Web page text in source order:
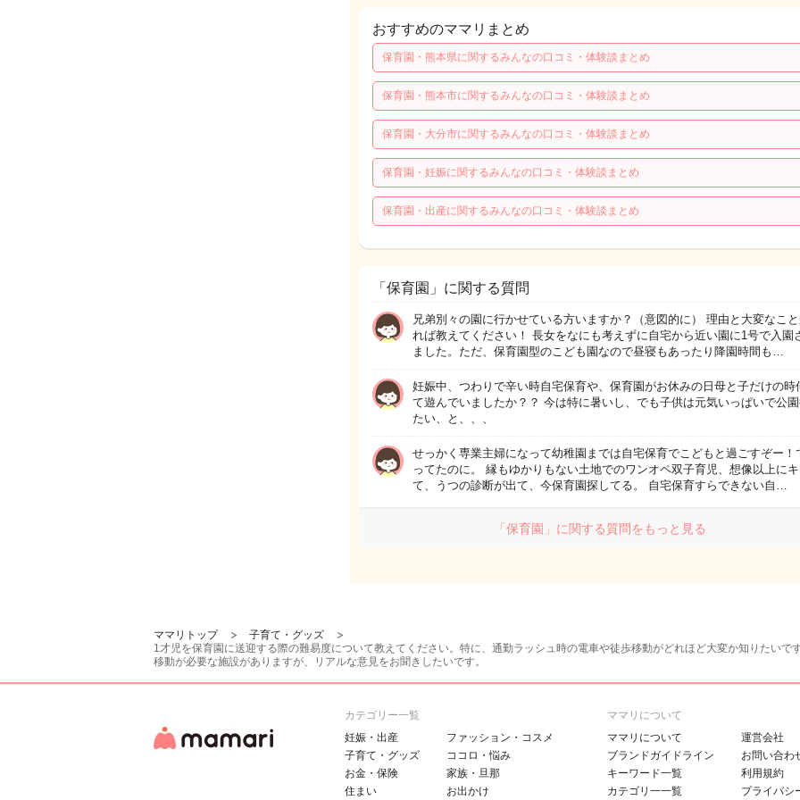
おすすめのママリまとめ
保育園・熊本県に関するみんなの口コミ・体験談まとめ
保育園・熊本市に関するみんなの口コミ・体験談まとめ
保育園・大分市に関するみんなの口コミ・体験談まとめ
保育園・妊娠に関するみんなの口コミ・体験談まとめ
保育園・出産に関するみんなの口コミ・体験談まとめ
「保育園」に関する質問
兄弟別々の園に行かせている方いますか？（意図的に） 理由と大変なこ
れば教えてください！ 長女をなにも考えずに自宅から近い園に1号で入園
ました。ただ、保育園型のこども園なので昼寝もあったり降園時間も…
妊娠中、つわりで辛い時自宅保育や、保育園がお休みの日母と子だけの時
て遊んでいましたか？？ 今は特に暑いし、でも子供は元気いっぱいで公園
たい、と、、、
せっかく専業主婦になって幼稚園までは自宅保育でこどもと過ごすぞー！
ってたのに。 縁もゆかりもない土地でのワンオペ双子育児、想像以上にキ
て、うつの診断が出て、今保育園探してる。 自宅保育すらできない自…
「保育園」に関する質問をもっと見る
ママリトップ
子育て・グッズ
1才児を保育園に送迎する際の難易度について教えてください。特に、通勤ラッシュ時の電車や徒歩移動がどれほど大変か知りたいで
移動が必要な施設がありますが、リアルな意見をお聞きしたいです。
カテゴリー一覧
妊娠・出産
子育て・グッズ
お金・保険
住まい
ファッション・コスメ
ココロ・悩み
家族・旦那
お出かけ
ママリについて
ママリについて
ブランドガイドライン
キーワード一覧
カテゴリ一一覧
運営会社
お問い合わ
利用規約
プライバシ